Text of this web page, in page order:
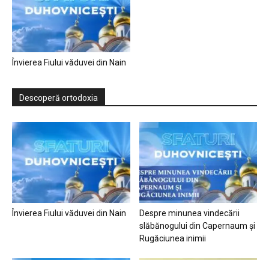
Învierea Fiului văduvei din Nain
Descoperă ortodoxia
Învierea Fiului văduvei din Nain
Despre minunea vindecării
slăbănogului din Capernaum și
Rugăciunea inimii